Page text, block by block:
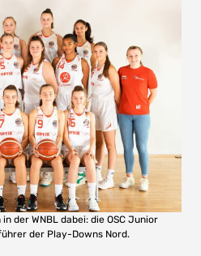
der WNBL dabei: die OSC Junior
der Play-Downs Nord.